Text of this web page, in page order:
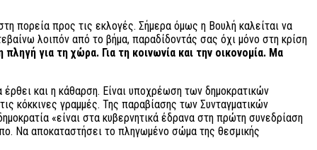
πορεία προς τις εκλογές. Σήμερα όμως η Βουλή καλείται να
λοιπόν από το βήμα, παραδίδοντάς σας όχι μόνο στη κρίση
για τη χώρα. Για τη κοινωνία και την οικονομία. Μα
και η κάθαρση. Είναι υποχρέωση των δημοκρατικών
κόκκινες γραμμές. Της παραβίασης των Συνταγματικών
«είναι στα κυβερνητικά έδρανα στη πρώτη συνεδρίαση
Να αποκαταστήσει το πληγωμένο σώμα της θεσμικής